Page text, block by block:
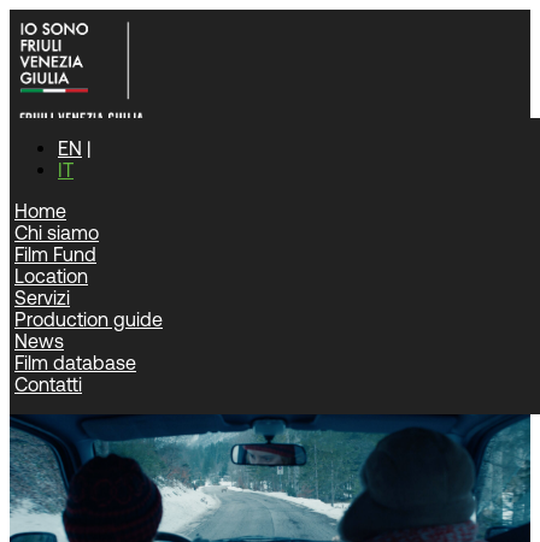
EN
IT
Home
Chi siamo
Film Fund
Location
Servizi
Production guide
News
Film database
Contatti
Home| News
Si arricchisce il palmarès delle produzioni realizzate in Friuli
Venezia Giulia ai Nastri d’Argento 2026!
News